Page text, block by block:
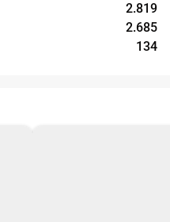
2.819
2.685
134